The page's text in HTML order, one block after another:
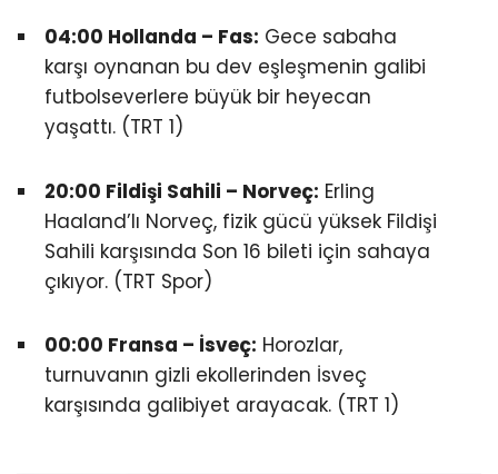
04:00 Hollanda – Fas: Gece sabaha
karşı oynanan bu dev eşleşmenin galibi
futbolseverlere büyük bir heyecan
yaşattı. (TRT 1)
20:00 Fildişi Sahili – Norveç: Erling
Haaland’lı Norveç, fizik gücü yüksek Fildişi
Sahili karşısında Son 16 bileti için sahaya
çıkıyor. (TRT Spor)
00:00 Fransa – İsveç: Horozlar,
turnuvanın gizli ekollerinden İsveç
karşısında galibiyet arayacak. (TRT 1)